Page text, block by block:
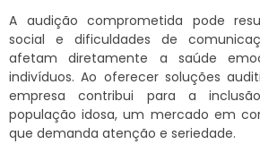
A audição comprometida pode
social e dificuldades de
afetam diretamente a saúde
indivíduos. Ao oferecer soluções
empresa contribui para a
população idosa, um mercado em
que demanda atenção e seriedade.